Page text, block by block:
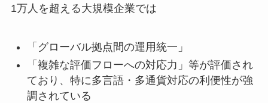
1万人を超える大規模企業では
「グローバル拠点間の運用統一」
「複雑な評価フローへの対応力」等が評価され
ており、特に多言語・多通貨対応の利便性が強
調されている